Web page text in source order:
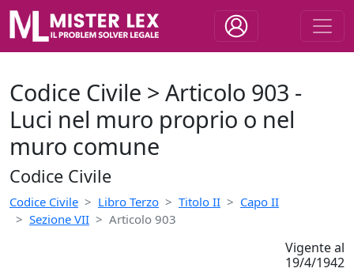
Codice Civile > Articolo 903 -
Luci nel muro proprio o nel
muro comune
Codice Civile
Codice Civile Libro Terzo Titolo II
Capo II
Sezione VII
Articolo 903
Vigente al
19/4/1942